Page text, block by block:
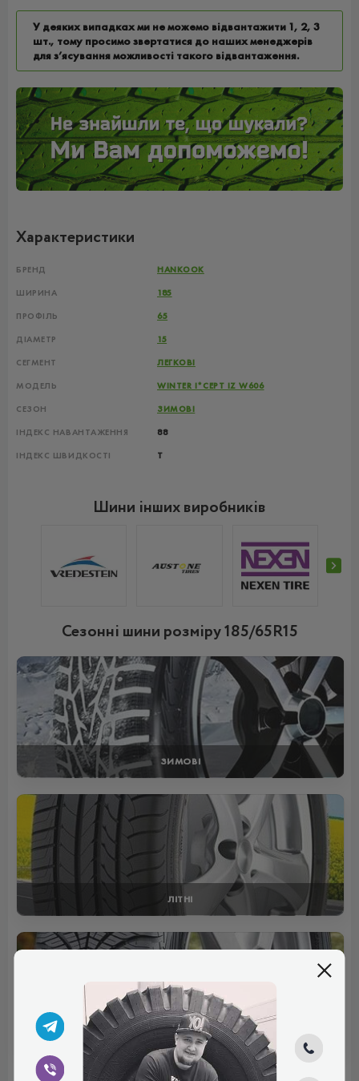
У деяких випадках ми не можемо відвантажити 1, 2, 3
шт., тому просимо звертатися до наших менеджерів
для з’ясування можливості такого відвантаження.
Характеристики
БРЕНД HANKOOK
ШИРИНА 185
ПРОФІЛЬ 65
ДІАМЕТР 15
СЕГМЕНТ ЛЕГКОВІ
МОДЕЛЬ WINTER I*CEPT IZ W606
СЕЗОН ЗИМОВІ
ІНДЕКС НАВАНТАЖЕННЯ 88
ІНДЕКС ШВИДКОСТІ T
Шини інших виробників
Сезонні шини розміру 185/65R15
ЗИМОВІ
ЛІТНІ
ВСЕСЕЗОННІ